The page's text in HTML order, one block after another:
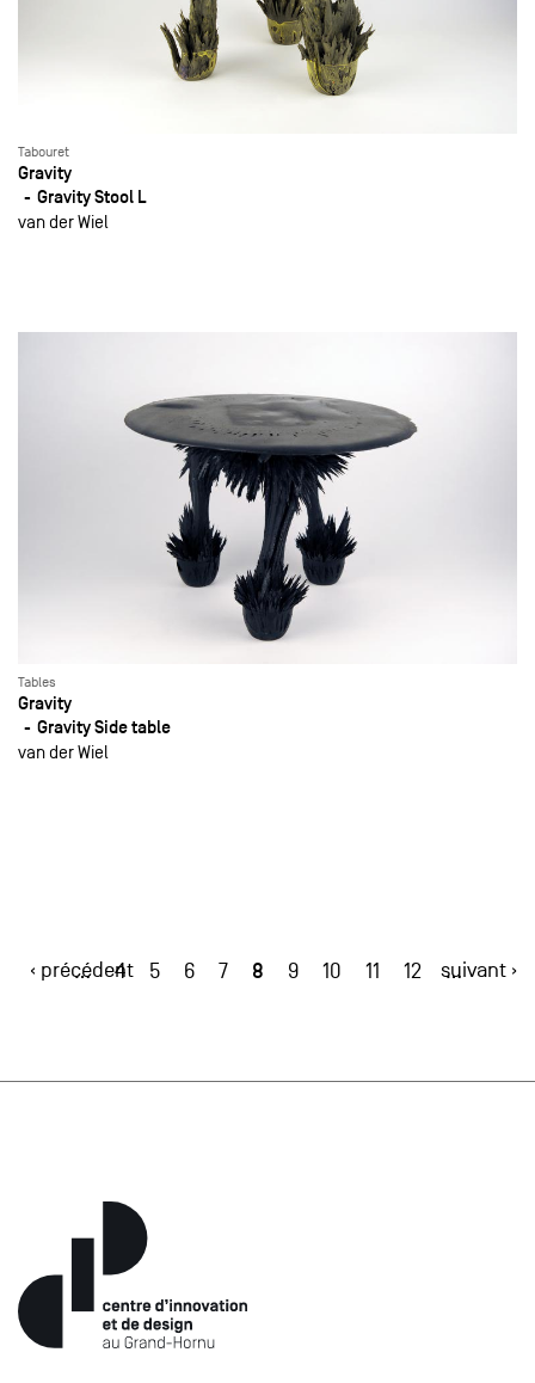
Tabouret
Gravity
Gravity Stool L
van der Wiel
Tables
Gravity
Gravity Side table
van der Wiel
‹ précédent
… 4 5 6 7 8 9 10 11 12 …
suivant ›